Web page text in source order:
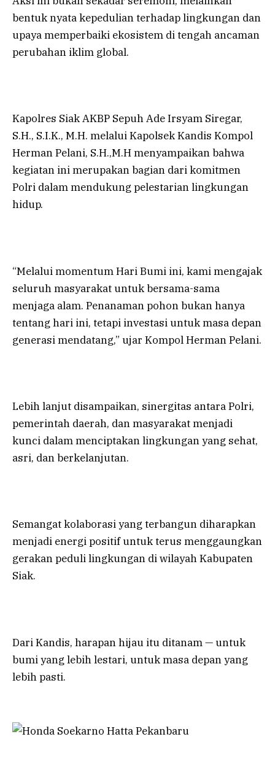
bentuk nyata kepedulian terhadap lingkungan dan
upaya memperbaiki ekosistem di tengah ancaman
perubahan iklim global.
Kapolres Siak AKBP Sepuh Ade Irsyam Siregar,
S.H., S.I.K., M.H. melalui Kapolsek Kandis Kompol
Herman Pelani, S.H.,M.H menyampaikan bahwa
kegiatan ini merupakan bagian dari komitmen
Polri dalam mendukung pelestarian lingkungan
hidup.
“Melalui momentum Hari Bumi ini, kami mengajak
seluruh masyarakat untuk bersama-sama
menjaga alam. Penanaman pohon bukan hanya
tentang hari ini, tetapi investasi untuk masa depan
generasi mendatang,” ujar Kompol Herman Pelani.
Lebih lanjut disampaikan, sinergitas antara Polri,
pemerintah daerah, dan masyarakat menjadi
kunci dalam menciptakan lingkungan yang sehat,
asri, dan berkelanjutan.
Semangat kolaborasi yang terbangun diharapkan
menjadi energi positif untuk terus menggaungkan
gerakan peduli lingkungan di wilayah Kabupaten
Siak.
Dari Kandis, harapan hijau itu ditanam — untuk
bumi yang lebih lestari, untuk masa depan yang
lebih pasti.